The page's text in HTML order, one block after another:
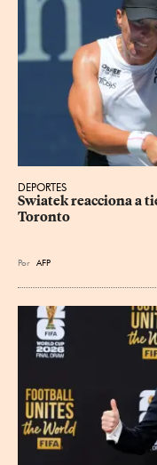
DEPORTES
Swiatek reacciona a
Toronto
Por AFP